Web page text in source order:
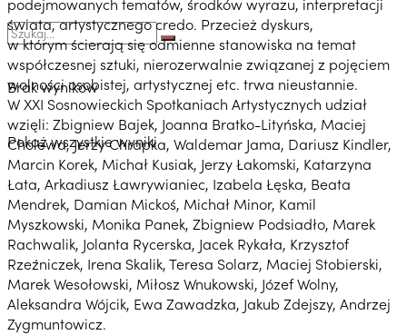
Brak wyników
Pokaż wszystkie wyniki
świata, artystycznego credo. Przecież dyskurs,
w którym ścierają się odmienne stanowiska na temat
współczesnej sztuki, nierozerwalnie związanej z pojęciem
wolności osobistej, artystycznej etc. trwa nieustannie.
W XXI Sosnowieckich Spotkaniach Artystycznych udział
wzięli: Zbigniew Bajek, Joanna Bratko-Lityńska, Maciej
Cholewa, Jerzy Chrapka, Waldemar Jama, Dariusz Kindler,
Marcin Korek, Michał Kusiak, Jerzy Łakomski, Katarzyna
Łata, Arkadiusz Ławrywianiec, Izabela Łęska, Beata
Mendrek, Damian Mickoś, Michał Minor, Kamil
Myszkowski, Monika Panek, Zbigniew Podsiadło, Marek
Rachwalik, Jolanta Rycerska, Jacek Rykała, Krzysztof
Rzeźniczek, Irena Skalik, Teresa Solarz, Maciej Stobierski,
Marek Wesołowski, Miłosz Wnukowski, Józef Wolny,
Aleksandra Wójcik, Ewa Zawadzka, Jakub Zdejszy, Andrzej
Zygmuntowicz.